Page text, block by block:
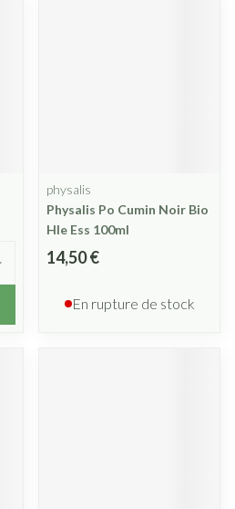
physalis
Physalis Po Cumin Noir Bio
Hle Ess 100ml
14,50 €
En rupture de stock